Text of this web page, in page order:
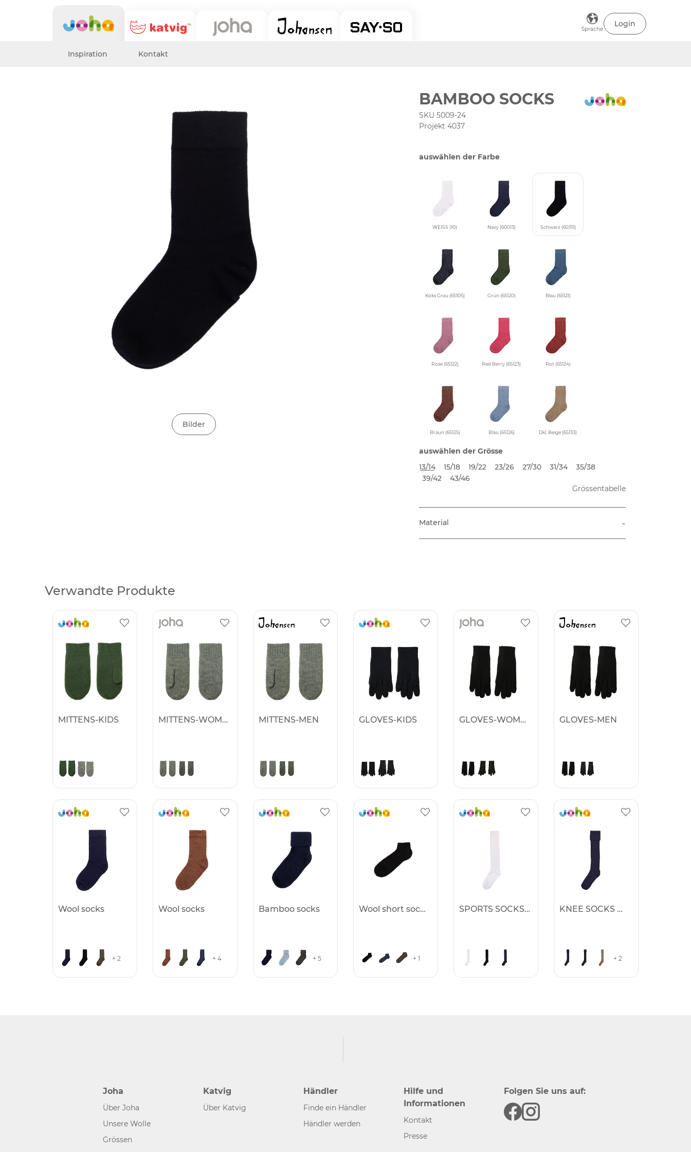
Sprache
Login
Inspiration Kontakt
Bilder
BAMBOO SOCKS
SKU 5009-24
Projekt 4037
auswählen der Farbe
WEISS (10) Navy (60013) Schwarz (60311)
Koks Grau (65105) Grün (65120) Blau (65121)
Rose (65122) Red Berry (65123) Rot (65124)
Braun (65125) Blau (65126) Dkl. Beige (65133)
auswählen der Grösse
13/14
15/18 19/22 23/26 27/30 31/34
35/38
39/42
43/46
Grössentabelle
Material -
Verwandte Produkte
MITTENS-KIDS MITTENS-WOMEN MITTENS-MEN GLOVES-KIDS GLOVES-WOMEN GLOVES-MEN
Wool socks
+ 2
Wool socks
+ 4
Bamboo socks
+ 5
Wool short socks w/Terry
+ 1
SPORTS SOCKS WOOL KNEE SOCKS WOOL
+ 2
Joha
Über Joha
Unsere Wolle
Grössen
Katvig
Über Katvig
Händler
Finde ein Händler
Händler werden
Hilfe und
Informationen
Kontakt
Presse
Folgen Sie uns auf: